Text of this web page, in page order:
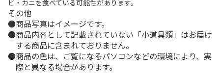
ビ・カニを食べている可能性があります。
その他
商品写真はイメージです。
商品内容として記載されていない「小道具類」はお届け
する商品に含まれておりません。
商品の色は、ご覧になるパソコンなどの環境により、実
際と異なる場合があります。